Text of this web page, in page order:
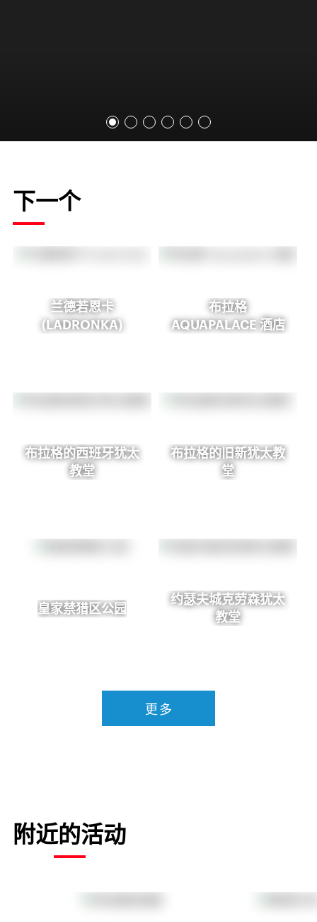
下一个
兰德若恩卡
(LADRONKA)
布拉格
AQUAPALACE 酒店
布拉格的西班牙犹太
教堂
布拉格的旧新犹太教
堂
皇家禁猎区公园
约瑟夫城克劳森犹太
教堂
更多
附近的活动